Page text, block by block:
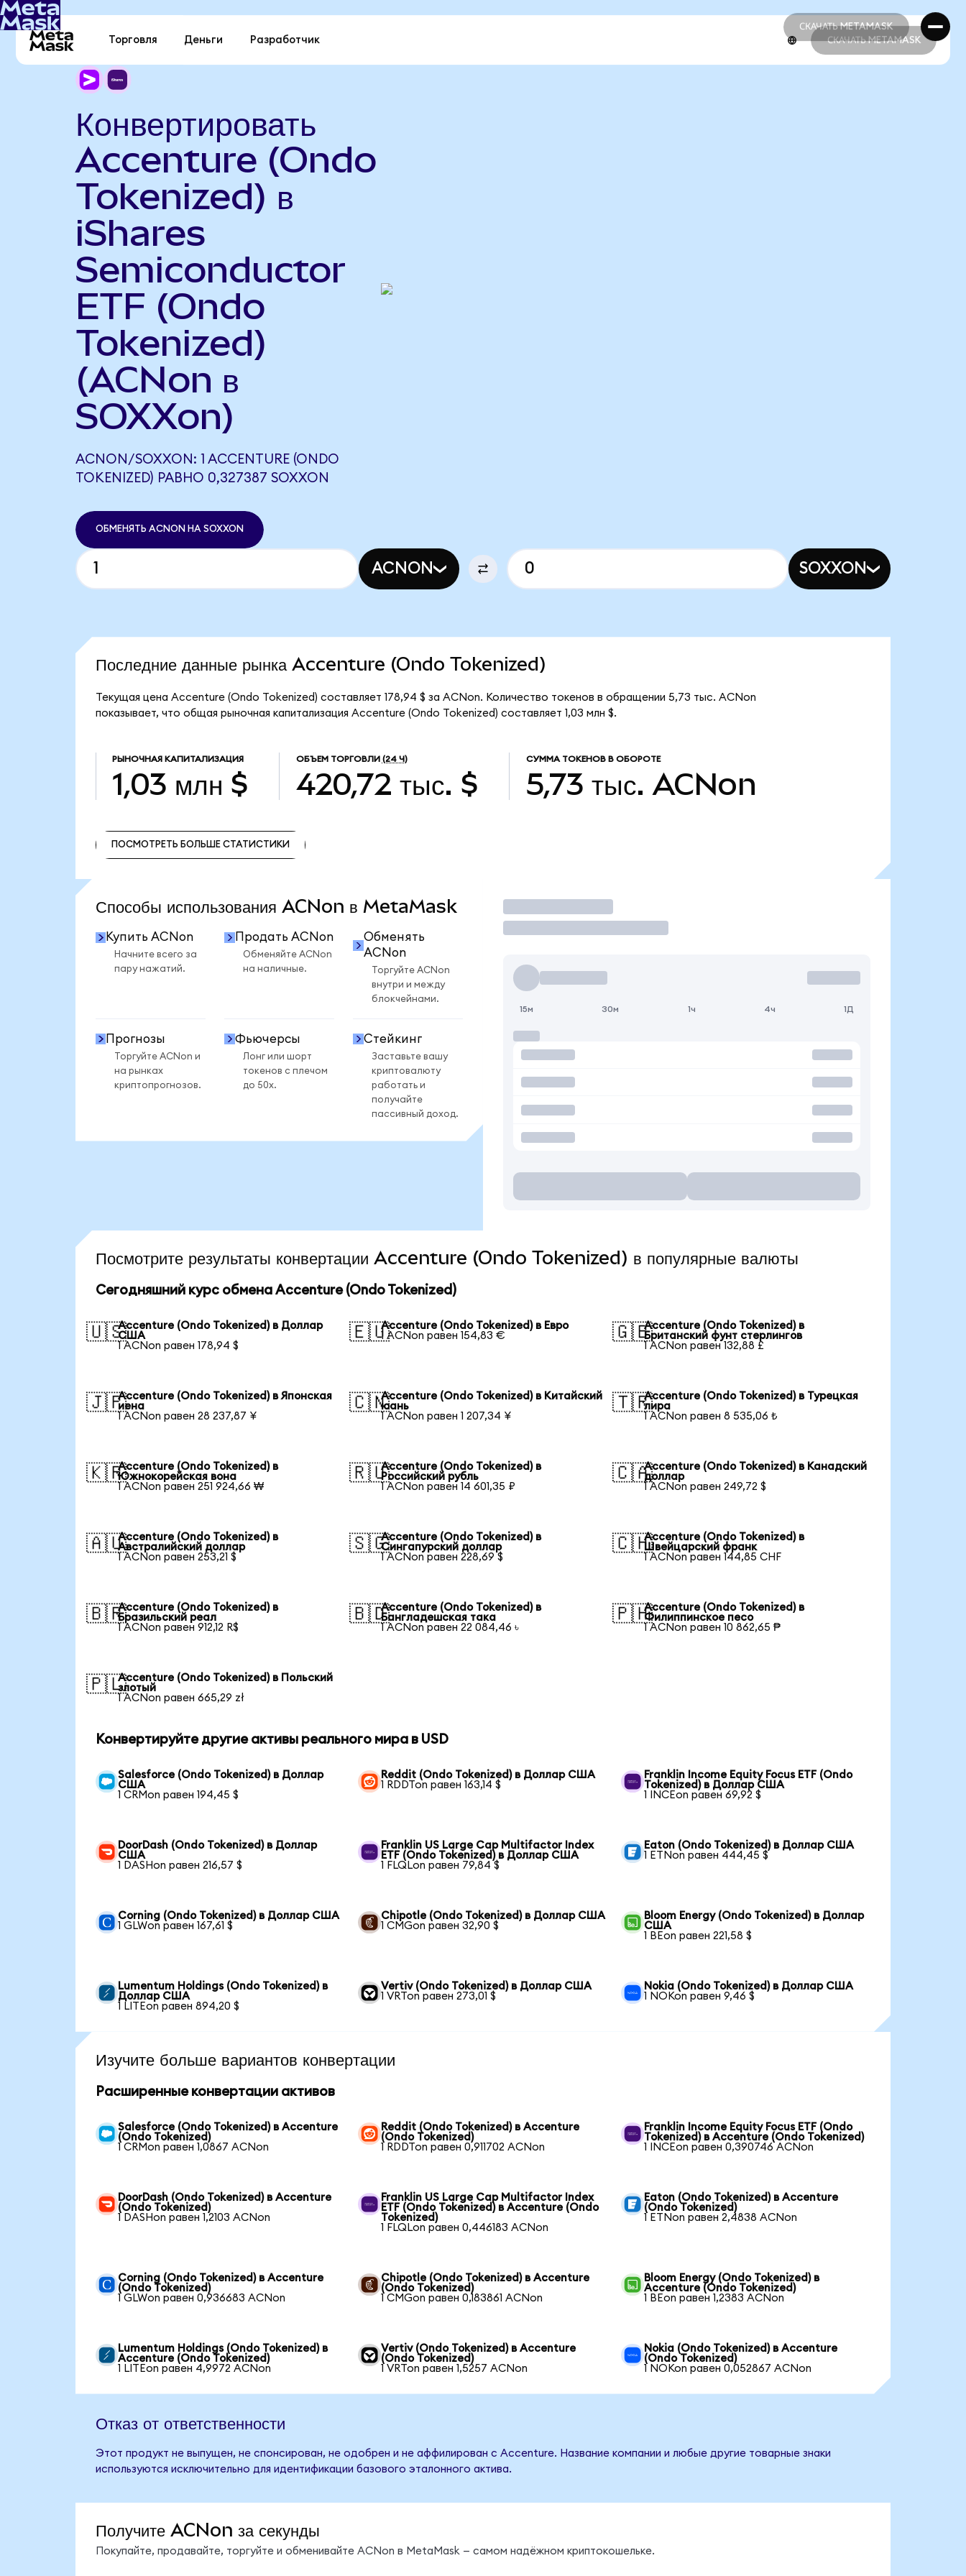
СКАЧАТЬ METAMASK
СКАЧАТЬ METAMASK
Торговля Деньги Разработчик СКАЧАТЬ METAMASK
Конвертировать
Accenture (Ondo
Tokenized) в
iShares
Semiconductor
ETF (Ondo
Tokenized)
(ACNon в
SOXXon)
ACNON/SOXXON: 1 ACCENTURE (ONDO
TOKENIZED) РАВНО 0,327387 SOXXON
ОБМЕНЯТЬ ACNON НА SOXXON
ACNON SOXXON
Последние данные рынка Accenture (Ondo Tokenized)
Текущая цена Accenture (Ondo Tokenized) составляет 178,94 $ за ACNon. Количество токенов в обращении 5,73 тыс. ACNon
показывает, что общая рыночная капитализация Accenture (Ondo Tokenized) составляет 1,03 млн $.
РЫНОЧНАЯ КАПИТАЛИЗАЦИЯ
1,03 млн $
ОБЪЕМ ТОРГОВЛИ (24 Ч)
420,72 тыс. $
СУММА ТОКЕНОВ В ОБОРОТЕ
5,73 тыс. ACNon
ПОСМОТРЕТЬ БОЛЬШЕ СТАТИСТИКИ
Способы использования ACNon в MetaMask
Купить ACNon
Начните всего за
пару нажатий.
Продать ACNon
Обменяйте ACNon
на наличные.
Обменять
ACNon
Торгуйте ACNon
внутри и между
блокчейнами.
Прогнозы
Торгуйте ACNon и
на рынках
криптопрогнозов.
Фьючерсы
Лонг или шорт
токенов с плечом
до 50x.
Стейкинг
Заставьте вашу
криптовалюту
работать и
получайте
пассивный доход.
Торговать
15м 30м 1ч 4ч 1Д
Посмотрите результаты конвертации Accenture (Ondo Tokenized) в популярные валюты
Сегодняшний курс обмена Accenture (Ondo Tokenized)
🇺🇸Accenture (Ondo Tokenized) в Доллар
США
1 ACNon равен 178,94 $
🇪🇺Accenture (Ondo Tokenized) в Евро
1 ACNon равен 154,83 €
🇬🇧Accenture (Ondo Tokenized) в
Британский фунт стерлингов
1 ACNon равен 132,88 £
🇯🇵Accenture (Ondo Tokenized) в Японская
иена
1 ACNon равен 28 237,87 ¥
🇨🇳Accenture (Ondo Tokenized) в Китайский
юань
1 ACNon равен 1 207,34 ¥
🇹🇷Accenture (Ondo Tokenized) в Турецкая
лира
1 ACNon равен 8 535,06 ₺
🇰🇷Accenture (Ondo Tokenized) в
Южнокорейская вона
1 ACNon равен 251 924,66 ₩
🇷🇺Accenture (Ondo Tokenized) в
Российский рубль
1 ACNon равен 14 601,35 ₽
🇨🇦Accenture (Ondo Tokenized) в Канадский
доллар
1 ACNon равен 249,72 $
🇦🇺Accenture (Ondo Tokenized) в
Австралийский доллар
1 ACNon равен 253,21 $
🇸🇬Accenture (Ondo Tokenized) в
Сингапурский доллар
1 ACNon равен 228,69 $
🇨🇭Accenture (Ondo Tokenized) в
Швейцарский франк
1 ACNon равен 144,85 CHF
🇧🇷Accenture (Ondo Tokenized) в
Бразильский реал
1 ACNon равен 912,12 R$
🇧🇩Accenture (Ondo Tokenized) в
Бангладешская така
1 ACNon равен 22 084,46 ৳
🇵🇭Accenture (Ondo Tokenized) в
Филиппинское песо
1 ACNon равен 10 862,65 ₱
🇵🇱Accenture (Ondo Tokenized) в Польский
злотый
1 ACNon равен 665,29 zł
Конвертируйте другие активы реального мира в USD
Salesforce (Ondo Tokenized) в Доллар
США
1 CRMon равен 194,45 $
Reddit (Ondo Tokenized) в Доллар США
1 RDDTon равен 163,14 $
Franklin Income Equity Focus ETF (Ondo
Tokenized) в Доллар США
1 INCEon равен 69,92 $
DoorDash (Ondo Tokenized) в Доллар
США
1 DASHon равен 216,57 $
Franklin US Large Cap Multifactor Index
ETF (Ondo Tokenized) в Доллар США
1 FLQLon равен 79,84 $
Eaton (Ondo Tokenized) в Доллар США
1 ETNon равен 444,45 $
Corning (Ondo Tokenized) в Доллар США
1 GLWon равен 167,61 $
Chipotle (Ondo Tokenized) в Доллар США
1 CMGon равен 32,90 $
Bloom Energy (Ondo Tokenized) в Доллар
США
1 BEon равен 221,58 $
Lumentum Holdings (Ondo Tokenized) в
Доллар США
1 LITEon равен 894,20 $
Vertiv (Ondo Tokenized) в Доллар США
1 VRTon равен 273,01 $
Nokia (Ondo Tokenized) в Доллар США
1 NOKon равен 9,46 $
Изучите больше вариантов конвертации
Расширенные конвертации активов
Salesforce (Ondo Tokenized) в Accenture
(Ondo Tokenized)
1 CRMon равен 1,0867 ACNon
Reddit (Ondo Tokenized) в Accenture
(Ondo Tokenized)
1 RDDTon равен 0,911702 ACNon
Franklin Income Equity Focus ETF (Ondo
Tokenized) в Accenture (Ondo Tokenized)
1 INCEon равен 0,390746 ACNon
DoorDash (Ondo Tokenized) в Accenture
(Ondo Tokenized)
1 DASHon равен 1,2103 ACNon
Franklin US Large Cap Multifactor Index
ETF (Ondo Tokenized) в Accenture (Ondo
Tokenized)
1 FLQLon равен 0,446183 ACNon
Eaton (Ondo Tokenized) в Accenture
(Ondo Tokenized)
1 ETNon равен 2,4838 ACNon
Corning (Ondo Tokenized) в Accenture
(Ondo Tokenized)
1 GLWon равен 0,936683 ACNon
Chipotle (Ondo Tokenized) в Accenture
(Ondo Tokenized)
1 CMGon равен 0,183861 ACNon
Bloom Energy (Ondo Tokenized) в
Accenture (Ondo Tokenized)
1 BEon равен 1,2383 ACNon
Lumentum Holdings (Ondo Tokenized) в
Accenture (Ondo Tokenized)
1 LITEon равен 4,9972 ACNon
Vertiv (Ondo Tokenized) в Accenture
(Ondo Tokenized)
1 VRTon равен 1,5257 ACNon
Nokia (Ondo Tokenized) в Accenture
(Ondo Tokenized)
1 NOKon равен 0,052867 ACNon
Отказ от ответственности
Этот продукт не выпущен, не спонсирован, не одобрен и не аффилирован с Accenture. Название компании и любые другие товарные знаки
используются исключительно для идентификации базового эталонного актива.
Получите ACNon за секунды
Покупайте, продавайте, торгуйте и обменивайте ACNon в MetaMask — самом надёжном криптокошельке.